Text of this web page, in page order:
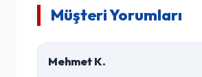
Müşteri Yorumları
Mehmet K.